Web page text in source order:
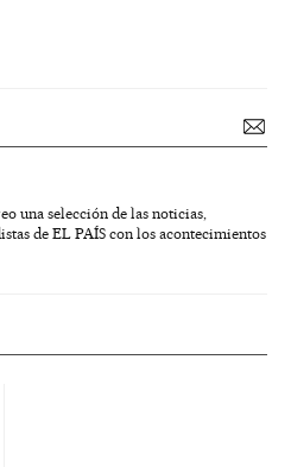
una selección de las noticias,
de EL PAÍS con los acontecimientos